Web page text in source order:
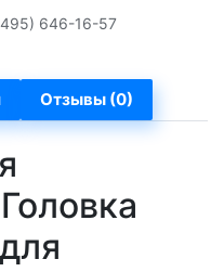
646-16-57
Отзывы (0)